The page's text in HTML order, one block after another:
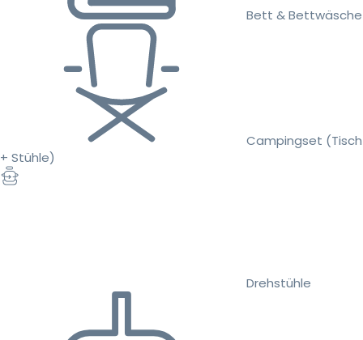
Bett & Bettwäsche
Campingset (Tisch
+ Stühle)
Drehstühle